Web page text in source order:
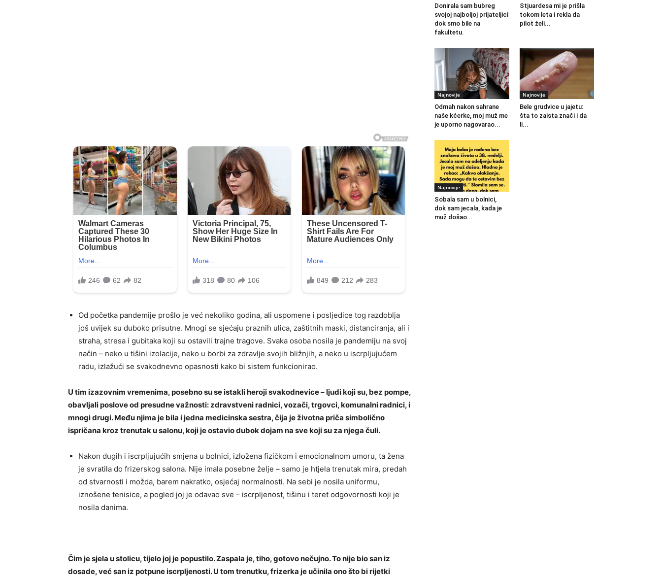
Od početka pandemije prošlo je već nekoliko godina, ali uspomene i posljedice tog razdoblja
još uvijek su duboko prisutne. Mnogi se sjećaju praznih ulica, zaštitnih maski, distanciranja, ali i
straha, stresa i gubitaka koji su ostavili trajne tragove. Svaka osoba nosila je pandemiju na svoj
način – neko u tišini izolacije, neko u borbi za zdravlje svojih bližnjih, a neko u iscrpljujućem
radu, izlažući se svakodnevno opasnosti kako bi sistem funkcionirao.
U tim izazovnim vremenima, posebno su se istakli heroji svakodnevice – ljudi koji su, bez pompe,
obavljali poslove od presudne važnosti: zdravstveni radnici, vozači, trgovci, komunalni radnici, i
mnogi drugi. Među njima je bila i jedna medicinska sestra, čija je životna priča simbolično
ispričana kroz trenutak u salonu, koji je ostavio dubok dojam na sve koji su za njega čuli.
Nakon dugih i iscrpljujućih smjena u bolnici, izložena fizičkom i emocionalnom umoru, ta žena
je svratila do frizerskog salona. Nije imala posebne želje – samo je htjela trenutak mira, predah
od stvarnosti i možda, barem nakratko, osjećaj normalnosti. Na sebi je nosila uniformu,
iznošene tenisice, a pogled joj je odavao sve – iscrpljenost, tišinu i teret odgovornosti koji je
nosila danima.
Čim je sjela u stolicu, tijelo joj je popustilo. Zaspala je, tiho, gotovo nečujno. To nije bio san iz
dosade, već san iz potpune iscrpljenosti. U tom trenutku, frizerka je učinila ono što bi rijetki
Donirala sam bubreg
svojoj najboljoj prijateljici
dok smo bile na
fakultetu.
Stjuardesa mi je prišla
tokom leta i rekla da
pilot želi...
Najnovije
Odmah nakon sahrane
naše kćerke, moj muž me
je uporno nagovarao...
Najnovije
Bele grudvice u jajetu:
šta to zaista znači i da
li...
Najnovije
Sobala sam u bolnici,
dok sam jecala, kada je
muž došao...